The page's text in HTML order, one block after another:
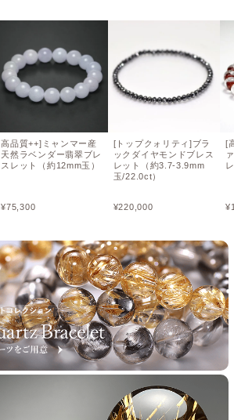
高品質++]ミャンマー産
天然ラベンダー翡翠ブレ
スレット（約12mm玉）
¥75,300
[トップクォリティ]ブラ
ックダイヤモンドブレス
レット（約3.7-3.9mm
玉/22.0ct）
¥220,000
[
¥